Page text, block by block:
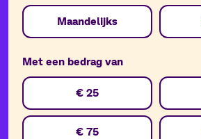
Donation
Period
Maandelijks
Met een bedrag van
Donation
Amount
€ 25
€ 75